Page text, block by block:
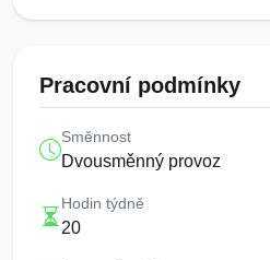
Pracovní podmínky
Směnnost
Dvousměnný provoz
Hodin týdně
20